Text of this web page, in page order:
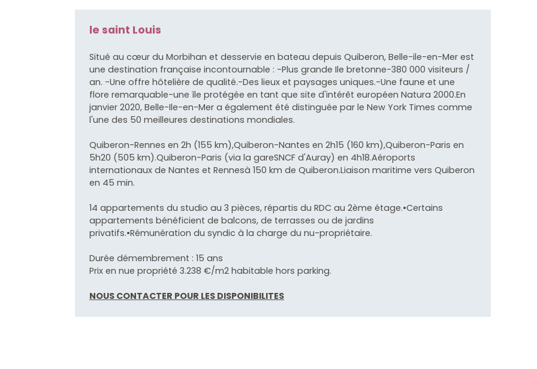
le saint Louis
Situé au cœur du Morbihan et desservie en bateau depuis Quiberon, Belle-ile-en-Mer est
une destination française incontournable : -Plus grande Ile bretonne-380 000 visiteurs /
an. -Une offre hôtelière de qualité.-Des lieux et paysages uniques.-Une faune et une
flore remarquable-une île protégée en tant que site d'intérêt européen Natura 2000.En
janvier 2020, Belle-Ile-en-Mer a également été distinguée par le New York Times comme
l'une des 50 meilleures destinations mondiales.
Quiberon-Rennes en 2h (155 km),Quiberon-Nantes en 2h15 (160 km),Quiberon-Paris en
5h20 (505 km).Quiberon-Paris (via la gareSNCF d'Auray) en 4h18.Aéroports
internationaux de Nantes et Rennesà 150 km de Quiberon.Liaison maritime vers Quiberon
en 45 min.
14 appartements du studio au 3 pièces, répartis du RDC au 2ème étage.•Certains
appartements bénéficient de balcons, de terrasses ou de jardins
privatifs.•Rémunération du syndic à la charge du nu-propriétaire.
Durée démembrement : 15 ans
Prix en nue propriété 3.238 €/m2 habitable hors parking.
NOUS CONTACTER POUR LES DISPONIBILITES